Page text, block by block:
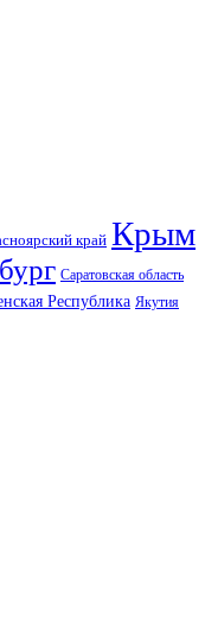
край Крым
Саратовская область
Республика Якутия